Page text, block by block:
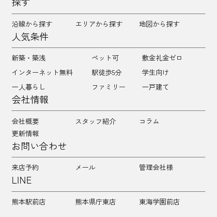
沿線から探す エリアから探す 地図から探す
人気条件
新築・築浅 ペット可
敷金礼金ゼロ
インターネット無料
駅徒歩5分
学生向け
一人暮らし
ファミリー 一戸建て
会社情報
会社概要 スタッフ紹介
コラム
更新情報
お問い合わせ
来店予約 メール 管理会社様
LINE
熊本駅前店 熊本県庁東店 東海学園前店